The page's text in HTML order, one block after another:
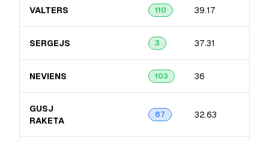
VALTERS 110 39.17
SERGEJS 3 37.31
NEVIENS 103 36
GUSJ
RAKETA
87 32.63